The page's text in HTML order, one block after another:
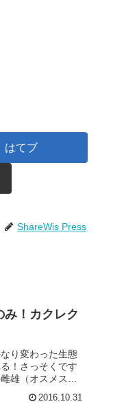
はてブ
ShareWis Press
！カクレク
り変わった生態
！さっそくです
雄（オスメス）
2016.10.31